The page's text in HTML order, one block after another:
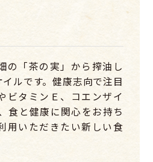
の「茶の実」から搾油し
ルです。健康志向で注目
ビタミンＥ、コエンザイ
食と健康に関心をお持ち
用いただきたい新しい食